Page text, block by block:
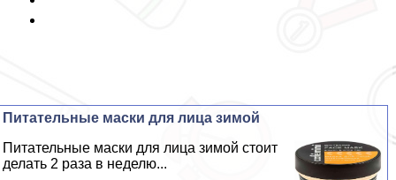
Питательные маски для лица зимой
Питательные маски для лица зимой стоит
делать 2 раза в неделю...